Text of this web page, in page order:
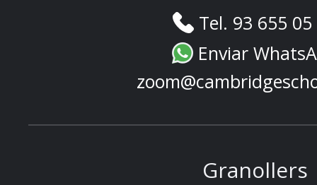
Tel. 93 655
Enviar
Granollers